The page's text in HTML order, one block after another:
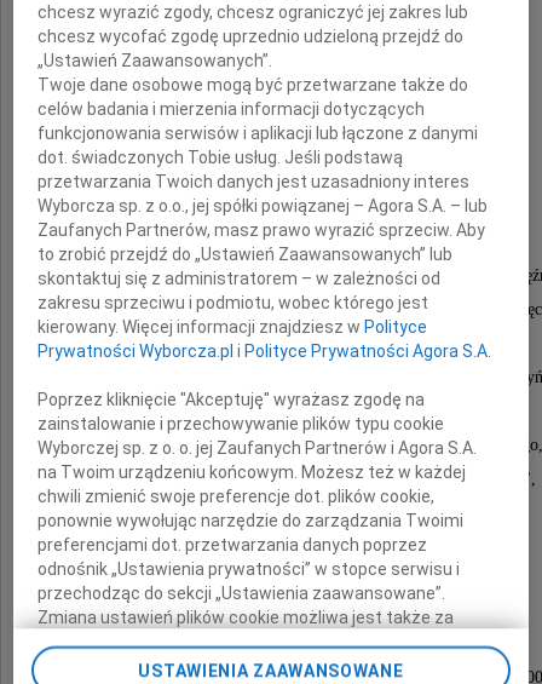
Z wielkim smutkiem zawiadamiamy,
Edward Hałoń
pseudonim "Boruta"
działacz PPS-WRN, członek Komitetu Pomocy
Obozów Koncentracyjnych, organizator ucieczek
i konspiracji przyobozowej,
autor raportów o sytuacji w Auschwitz dla rządu
dyrektor generalny PAN do 1968 roku,
twórca i organizator polskiego życia naukowego,
w latach 1959-2003 redaktor "Nauki Polskiej",
taternik
córki, syn, synowa, wnuki i prawnuki
Msza święta zostanie odprawiona
17 stycznia 2012 roku (wtorek) o godzinie 12.00
chcesz wyrazić zgody, chcesz ograniczyć jej zakres lub
chcesz wycofać zgodę uprzednio udzieloną przejdź do
„Ustawień Zaawansowanych”.
Twoje dane osobowe mogą być przetwarzane także do
celów badania i mierzenia informacji dotyczących
funkcjonowania serwisów i aplikacji lub łączone z danymi
dot. świadczonych Tobie usług. Jeśli podstawą
przetwarzania Twoich danych jest uzasadniony interes
Wyborcza sp. z o.o., jej spółki powiązanej – Agora S.A. – lub
Zaufanych Partnerów, masz prawo wyrazić sprzeciw. Aby
to zrobić przejdź do „Ustawień Zaawansowanych” lub
skontaktuj się z administratorem – w zależności od
zakresu sprzeciwu i podmiotu, wobec którego jest
kierowany. Więcej informacji znajdziesz wPolityce
Prywatności Wyborcza.pl iPolityce Prywatności Agora S.A.
Poprzez kliknięcie "Akceptuję" wyrażasz zgodę na
zainstalowanie i przechowywanie plików typu cookie
Wyborczej sp. z o. o. jej Zaufanych Partnerów i Agora S.A.
na Twoim urządzeniu końcowym. Możesz też w każdej
chwili zmienić swoje preferencje dot. plików cookie,
ponownie wywołując narzędzie do zarządzania Twoimi
preferencjami dot. przetwarzania danych poprzez
odnośnik „Ustawienia prywatności” w stopce serwisu i
przechodząc do sekcji „Ustawienia zaawansowane”.
Zmiana ustawień plików cookie możliwa jest także za
pomocą ustawień przeglądarki.
USTAWIENIA ZAAWANSOWANE